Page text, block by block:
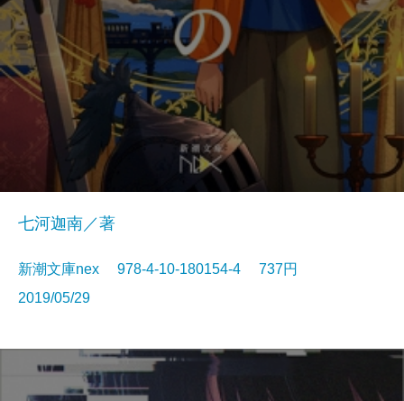
七河迦南／著
新潮文庫nex 978-4-10-180154-4 737円
2019/05/29